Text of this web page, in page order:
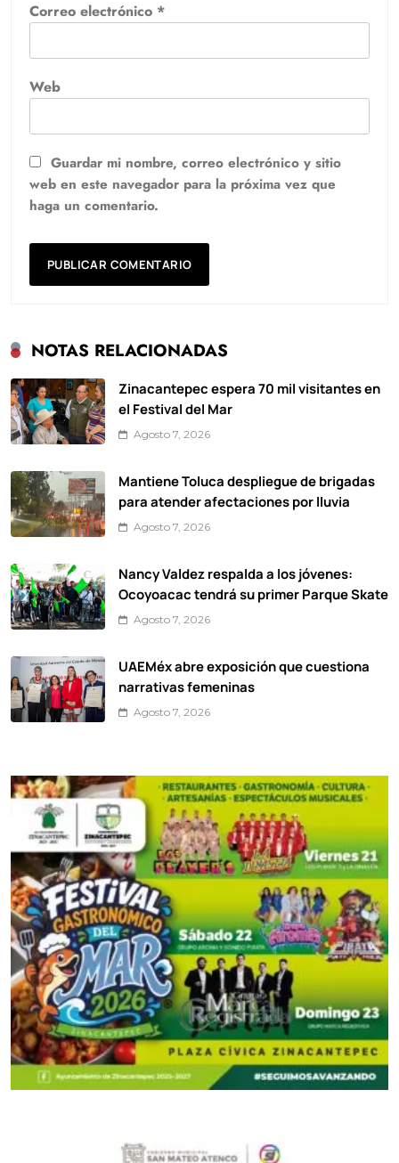
Correo electrónico *
Web
Guardar mi nombre, correo electrónico y sitio
web en este navegador para la próxima vez que
haga un comentario.
NOTAS RELACIONADAS
Zinacantepec espera 70 mil visitantes en
el Festival del Mar
Agosto 7, 2026
Mantiene Toluca despliegue de brigadas
para atender afectaciones por lluvia
Agosto 7, 2026
Nancy Valdez respalda a los jóvenes:
Ocoyoacac tendrá su primer Parque Skate
Agosto 7, 2026
UAEMéx abre exposición que cuestiona
narrativas femeninas
Agosto 7, 2026